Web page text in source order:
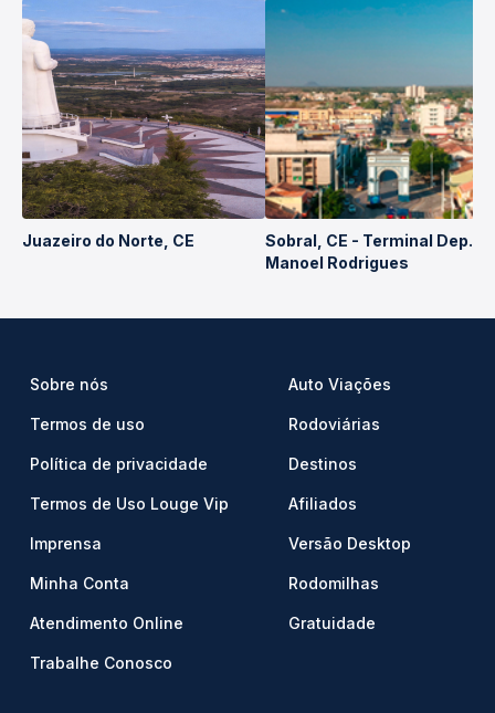
Juazeiro do Norte, CE
Sobral, CE - Terminal Dep.
Manoel Rodrigues
Sobre nós
Termos de uso
Política de privacidade
Termos de Uso Louge Vip
Imprensa
Minha Conta
Atendimento Online
Trabalhe Conosco
Auto Viações
Rodoviárias
Destinos
Afiliados
Versão Desktop
Rodomilhas
Gratuidade